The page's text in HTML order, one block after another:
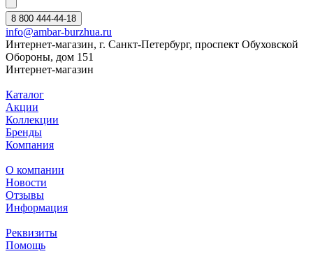
8 800 444-44-18
info@ambar-burzhua.ru
Интернет-магазин, г. Санкт-Петербург, проспект Обуховской
Обороны, дом 151
Интернет-магазин
Каталог
Акции
Коллекции
Бренды
Компания
О компании
Новости
Отзывы
Информация
Реквизиты
Помощь